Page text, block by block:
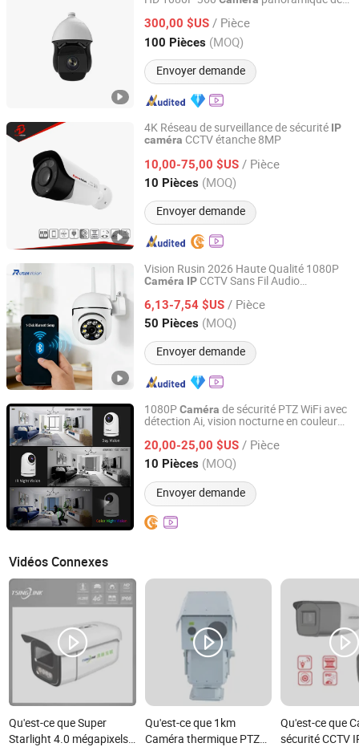
300,00 $US / Pièce
100 Pièces (MOQ)
Envoyer demande
Hangzhou Forchar Tech Co., Ltd.
Zhejiang, China Depuis 2022
4K Réseau de surveillance de sécurité IP
caméra CCTV étanche 8MP
10,00-75,00 $US / Pièce
10 Pièces (MOQ)
Envoyer demande
Banovision Technology Co., Ltd.
Guangdong, China Depuis 2018
Vision Rusin 2026 Haute Qualité 1080P
Caméra IP CCTV Sans Fil Audio
Prend en Charge Google et Alexa
6,13-7,54 $US / Pièce
50 Pièces (MOQ)
Envoyer demande
Jiangxi Hongtu Iot Technology Co., Ltd.
Jiangxi, China Depuis 2024
1080PCaméra de sécurité PTZ WiFi avec
détection Ai, vision nocturne en couleur
20,00-25,00 $US / Pièce
10 Pièces (MOQ)
Envoyer demande
Shenzhen Xingyatu Electronic Technology Co., Ltd
Guangdong, China Depuis 2026
Vidéos Connexes
Qu'est-ce que Super
Starlight 4.0 mégapixels
Qu'est-ce que 1km
Caméra thermique PTZ
Qu'est-ce que
sécurité CCTV